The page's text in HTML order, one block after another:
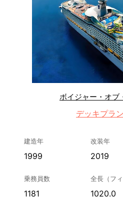
ボイジャー・オブ
デッキプラ
建造年
1999
改装年
2019
乗務員数
1181
全長（フィ
1020.0